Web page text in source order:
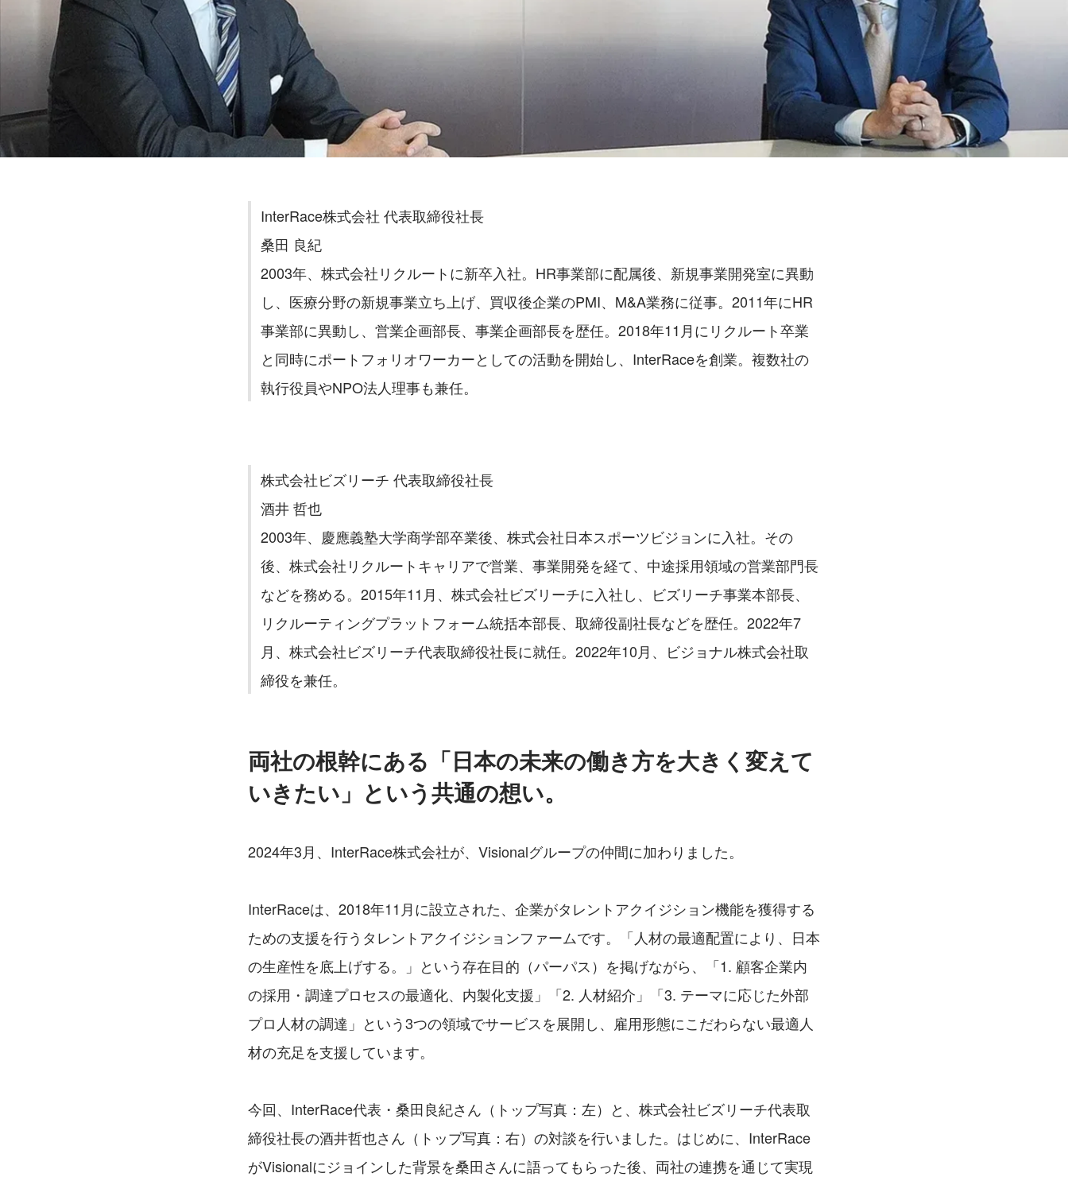
InterRace株式会社 代表取締役社長
桑田 良紀
2003年、株式会社リクルートに新卒入社。HR事業部に配属後、新規事業開発室に異動
し、医療分野の新規事業立ち上げ、買収後企業のPMI、M&A業務に従事。2011年にHR
事業部に異動し、営業企画部長、事業企画部長を歴任。2018年11月にリクルート卒業
と同時にポートフォリオワーカーとしての活動を開始し、InterRaceを創業。複数社の
執行役員やNPO法人理事も兼任。
株式会社ビズリーチ 代表取締役社長
酒井 哲也
2003年、慶應義塾大学商学部卒業後、株式会社日本スポーツビジョンに入社。その
後、株式会社リクルートキャリアで営業、事業開発を経て、中途採用領域の営業部門長
などを務める。2015年11月、株式会社ビズリーチに入社し、ビズリーチ事業本部長、
リクルーティングプラットフォーム統括本部長、取締役副社長などを歴任。2022年7
月、株式会社ビズリーチ代表取締役社長に就任。2022年10月、ビジョナル株式会社取
締役を兼任。
両社の根幹にある「日本の未来の働き方を大きく変えて
いきたい」という共通の想い。
2024年3月、InterRace株式会社が、Visionalグループの仲間に加わりました。
InterRaceは、2018年11月に設立された、企業がタレントアクイジション機能を獲得する
ための支援を行うタレントアクイジションファームです。「人材の最適配置により、日本
の生産性を底上げする。」という存在目的（パーパス）を掲げながら、「1. 顧客企業内
の採用・調達プロセスの最適化、内製化支援」「2. 人材紹介」「3. テーマに応じた外部
プロ人材の調達」という3つの領域でサービスを展開し、雇用形態にこだわらない最適人
材の充足を支援しています。
今回、InterRace代表・桑田良紀さん（トップ写真：左）と、株式会社ビズリーチ代表取
締役社長の酒井哲也さん（トップ写真：右）の対談を行いました。はじめに、InterRace
がVisionalにジョインした背景を桑田さんに語ってもらった後、両社の連携を通じて実現